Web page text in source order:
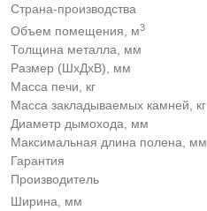
Страна-производства
Объем помещения, м3
Толщина металла, мм
Размер (ШxДxВ), мм
Масса печи, кг
Масса закладываемых камней, кг
Диаметр дымохода, мм
Максимальная длина полена, мм
Гарантия
Производитель
Ширина, мм